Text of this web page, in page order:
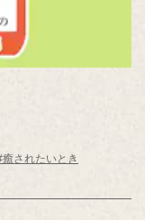
）
癒されたいとき